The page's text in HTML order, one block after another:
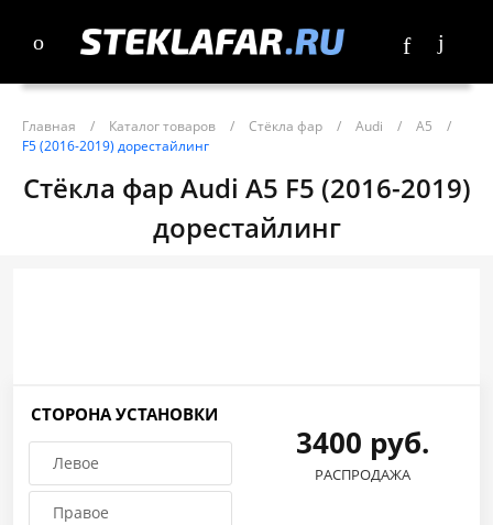
Главная / Каталог товаров / Стёкла фар / Audi / A5
/
F5 (2016-2019) дорестайлинг
Стёкла фар Audi A5 F5 (2016-2019)
дорестайлинг
СТОРОНА УСТАНОВКИ
Левое
Правое
3400 руб.
РАСПРОДАЖА